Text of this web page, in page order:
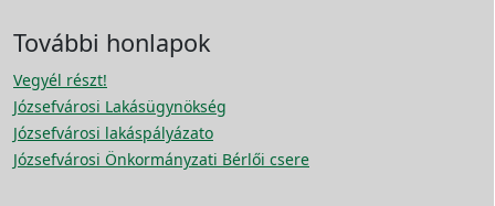
További honlapok
Vegyél részt!
Józsefvárosi Lakásügynökség
Józsefvárosi lakáspályázato
Józsefvárosi Önkormányzati Bérlői csere